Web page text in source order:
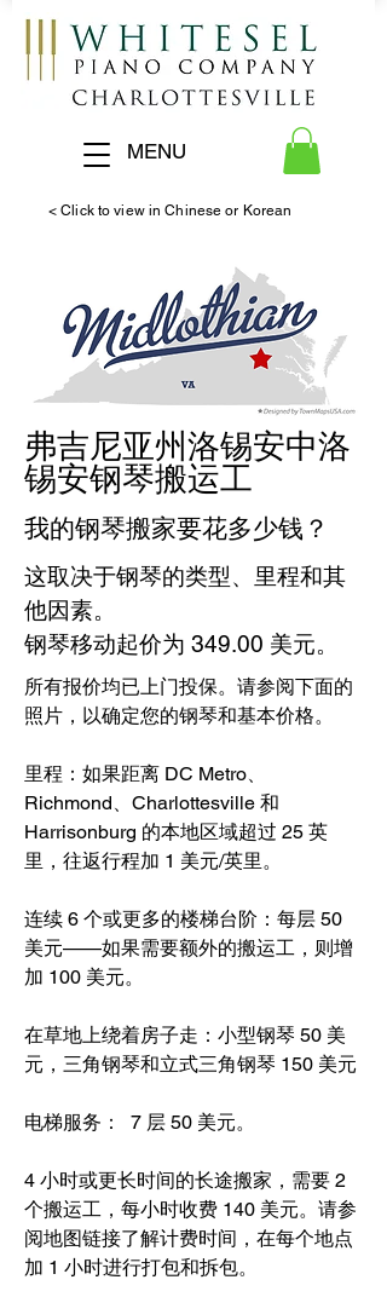
< Click to view in Chinese or Korean
MENU
弗吉尼亚州洛锡安中洛
锡安钢琴搬运工
我的钢琴搬家要花多少钱？
这取决于钢琴的类型、里程和其
他因素。
钢琴移动起价为 349.00 美元。
所有报价均已上门投保。请参阅下面的
照片，以确定您的钢琴和基本价格。
里程：如果距离 DC Metro、
Richmond、Charlottesville 和
Harrisonburg 的本地区域超过 25 英
里，往返行程加 1 美元/英里。
连续 6 个或更多的楼梯台阶：每层 50
美元——如果需要额外的搬运工，则增
加 100 美元。
在草地上绕着房子走：小型钢琴 50 美
元，三角钢琴和立式三角钢琴 150 美元
电梯服务： 7 层 50 美元。
4 小时或更长时间的长途搬家，需要 2
个搬运工，每小时收费 140 美元。请参
阅地图链接了解计费时间，在每个地点
加 1 小时进行打包和拆包。